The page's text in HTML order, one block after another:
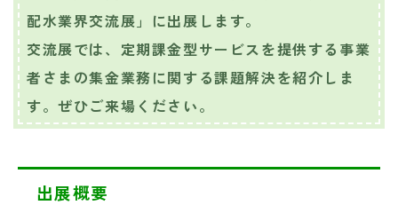
配水業界交流展」に出展します。
交流展では、定期課金型サービスを提供する事業
者さまの集金業務に関する課題解決を紹介しま
す。ぜひご来場ください。
出展概要